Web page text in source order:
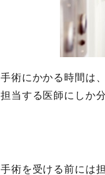
手術にかかる時間は
担当する医師にしか
手術を受ける前には